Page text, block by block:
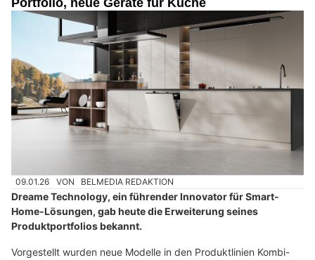
09.01.26 VON BELMEDIA REDAKTION
Dreame Technology, ein führender Innovator für Smart-
Home-Lösungen, gab heute die Erweiterung seines
Produktportfolios bekannt.
Vorgestellt wurden neue Modelle in den Produktlinien Kombi-